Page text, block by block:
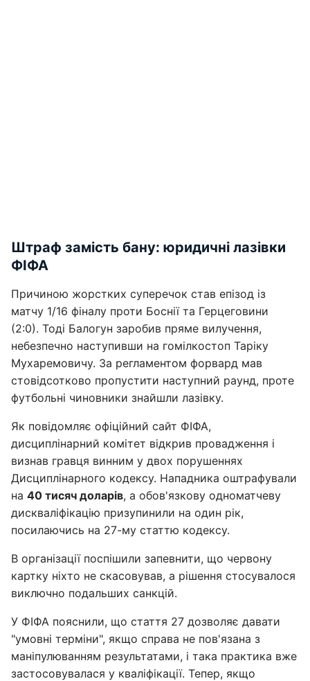
Штраф замість бану: юридичні лазівки
ФІФА
Причиною жорстких суперечок став епізод із
матчу 1/16 фіналу проти Боснії та Герцеговини
(2:0). Тоді Балогун заробив пряме вилучення,
небезпечно наступивши на гомілкостоп Таріку
Мухаремовичу. За регламентом форвард мав
стовідсотково пропустити наступний раунд, проте
футбольні чиновники знайшли лазівку.
Як повідомляє офіційний сайт ФІФА,
дисциплінарний комітет відкрив провадження і
визнав гравця винним у двох порушеннях
Дисциплінарного кодексу. Нападника оштрафували
на 40 тисяч доларів, а обов'язкову одноматчеву
дискваліфікацію призупинили на один рік,
посилаючись на 27-му статтю кодексу.
В організації поспішили запевнити, що червону
картку ніхто не скасовував, а рішення стосувалося
виключно подальших санкцій.
У ФІФА пояснили, що стаття 27 дозволяє давати
"умовні терміни", якщо справа не пов'язана з
маніпулюванням результатами, і така практика вже
застосовувалася у кваліфікації. Тепер, якщо